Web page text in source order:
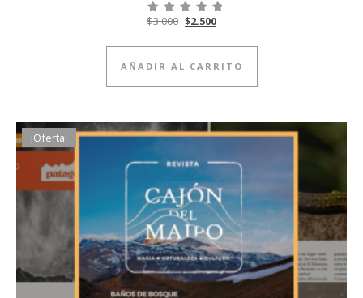
Valorado con
de 5
$3.000 El precio original era: $3.000.
$2.500El precio actual es: $2.500.
AÑADIR AL CARRITO
¡Oferta!